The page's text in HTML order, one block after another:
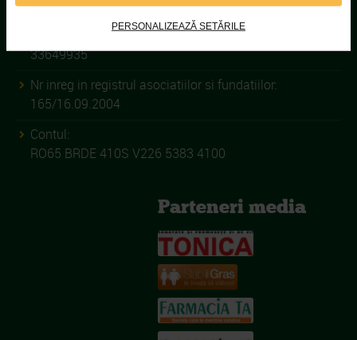
PERSONALIZEAZĂ SETĂRILE
33649935
Nr inreg in registrul asociatiilor si fundatiilor:
165/16.09.2004
Contul:
RO65 BRDE 410S V226 5383 4100
Parteneri media